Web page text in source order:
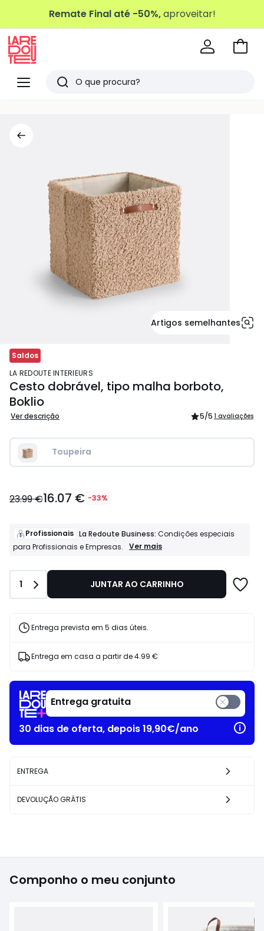
Remate Final até -50%,aproveitar!
Menu
Redoute
Pesquisar
Ir
Artigos semelhantes
Saldos
LA REDOUTE INTERIEURS
Cesto dobrável, tipo malha borboto,
Boklio
Ver descrição 5/5 1 avaliações
Toupeira
€
de
23.99
33%
desconto
23.99 €16.07 € -33%
Profissionais La Redoute Business: Condições especiais
para Profissionais e Empresas.
Profissionais
Condições
e
Ver mais
Quantidade
1 JUNTAR AO CARRINHO
Entrega prevista em 5 dias úteis.
Entrega em casa a partir de4.99 €
Entrega gratuita
30 dias de oferta, depois 19,90€/ano
ENTREGA
DEVOLUÇÃO GRÁTIS
Componho o meu conjunto